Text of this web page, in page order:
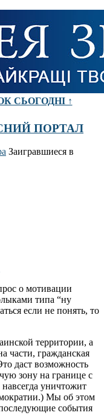
СЬОГОДНІ ↑
ПОРТАЛ
Заигравшиеся в
о мотивации
типа “ну
если не понять, то
территории, а
части, гражданская
даст возможность
зону на границе с
уничтожит
Мы об этом
события